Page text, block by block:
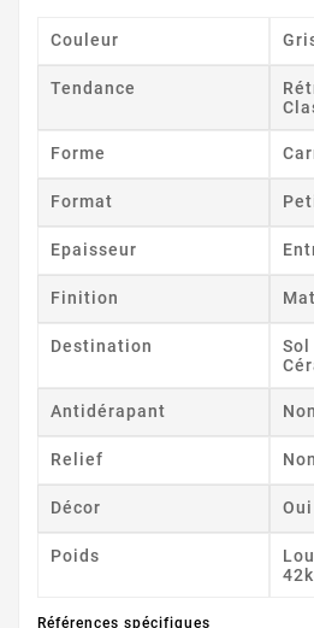
Couleur
Tendance
Forme
Format
Epaisseur
Finition Mat
Destination
Sol
Antidérapant Non
Relief Non
Décor Oui
Poids
Références spécifiques